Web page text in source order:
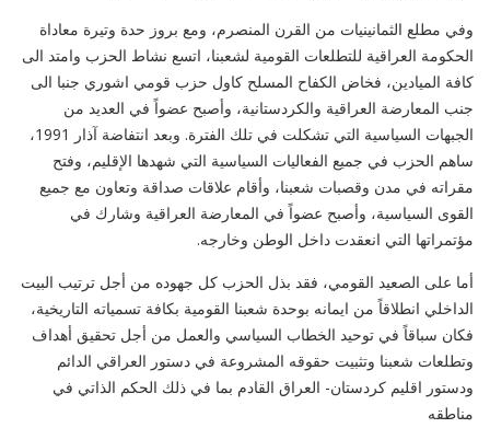
وفي مطلع الثمانينيات من القرن المنصرم، ومع بروز حدة وتيرة معاداة
الحكومة العراقية للتطلعات القومية لشعبنا، اتسع نشاط الحزب وامتد الى
كافة الميادين، فخاض الكفاح المسلح كاول حزب قومي اشوري جنبا الى
جنب المعارضة العراقية والكردستانية، وأصبح عضواً في العديد من
الجبهات السياسية التي تشكلت في تلك الفترة. وبعد انتفاضة آذار 1991،
ساهم الحزب في جميع الفعاليات السياسية التي شهدها الإقليم، وفتح
مقراته في مدن وقصبات شعبنا، وأقام علاقات صداقة وتعاون مع جميع
القوى السياسية، وأصبح عضواً في المعارضة العراقية وشارك في
مؤتمراتها التي انعقدت داخل الوطن وخارجه.
أما على الصعيد القومي، فقد بذل الحزب كل جهوده من أجل ترتيب البيت
الداخلي انطلاقاً من ايمانه بوحدة شعبنا القومية بكافة تسمياته التاريخية،
فكان سباقاً في توحيد الخطاب السياسي والعمل من أجل تحقيق أهداف
وتطلعات شعبنا وتثبيت حقوقه المشروعة في دستور العراقي الدائم
ودستور اقليم كردستان- العراق القادم بما في ذلك الحكم الذاتي في
مناطقه